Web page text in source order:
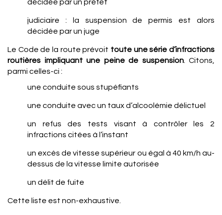
décidée par un préfet
judiciaire : la suspension de permis est alors
décidée par un juge
Le Code de la route prévoit toute une série d’infractions
routières impliquant une peine de suspension. Citons,
parmi celles-ci :
une conduite sous stupéfiants
une conduite avec un taux d’alcoolémie délictuel
un refus des tests visant à contrôler les 2
infractions citées à l’instant
un excès de vitesse supérieur ou égal à 40 km/h au-
dessus de la vitesse limite autorisée
un délit de fuite
Cette liste est non-exhaustive.